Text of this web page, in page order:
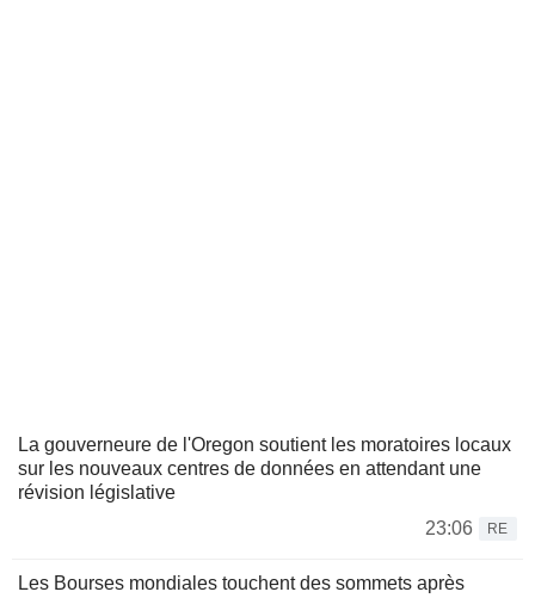
La gouverneure de l'Oregon soutient les moratoires locaux
sur les nouveaux centres de données en attendant une
révision législative
23:06
RE
Les Bourses mondiales touchent des sommets après